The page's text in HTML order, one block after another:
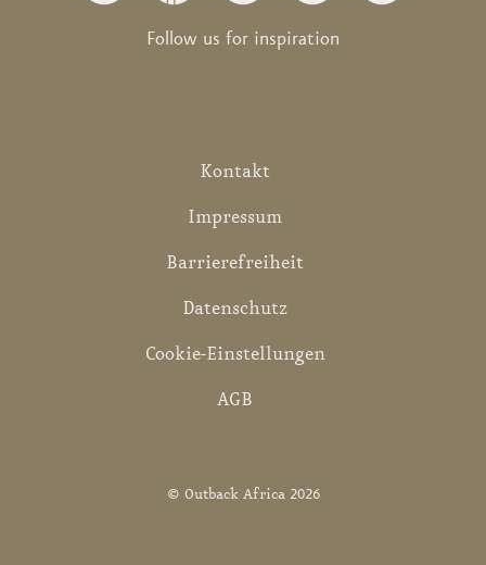
Follow us for inspiration
Kontakt
Impressum
Barrierefreiheit
Datenschutz
Cookie-Einstellungen
AGB
© Outback Africa 2026